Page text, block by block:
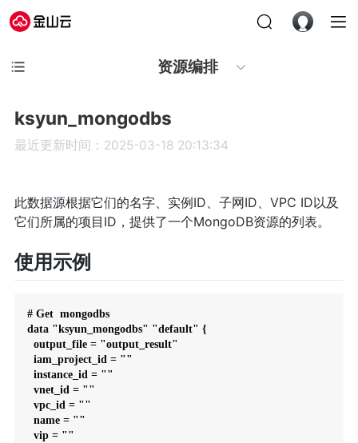
资源编排
ksyun_mongodbs
最近更新时间：2025-03-18 20:13:34
此数据源根据它们的名字、实例ID、子网ID、VPC ID以及
它们所属的项目ID，提供了一个MongoDB资源的列表。
使用示例
# Get  mongodbs
data "ksyun_mongodbs" "default" {
  output_file = "output_result"
  iam_project_id = ""
  instance_id = ""
  vnet_id = ""
  vpc_id = ""
  name = ""
  vip = ""